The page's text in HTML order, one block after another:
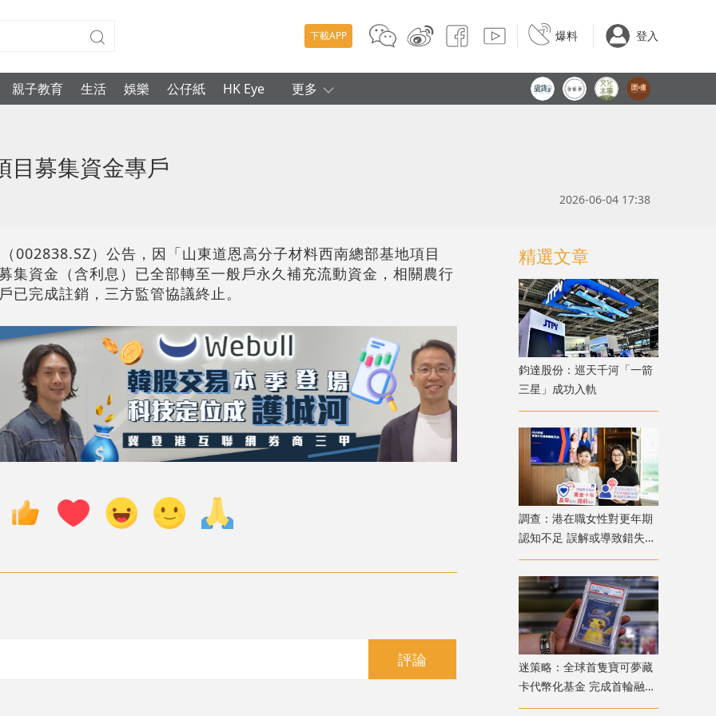
下載APP 爆料 登入
親子教育 生活 娛樂 公仔紙 HK Eye 更多
目募集資金專戶
2026-06-04 17:38
002838.SZ）公告，因「山東道恩高分子材料西南總部基地項目
集資金（含利息）已全部轉至一般戶永久補充流動資金，相關農行
已完成註銷，三方監管協議終止。
評論
精選文章
鈞達股份：巡天千河「一箭
三星」成功入軌
調查：港在職女性對更年期
認知不足 誤解或導致錯失
「黃金預防期」
迷策略：全球首隻寶可夢藏
卡代幣化基金 完成首輪融資
兼獲超購